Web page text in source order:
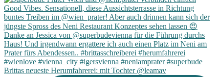
Brittas neueste Herumfahrerei: mit Tochter @leamav